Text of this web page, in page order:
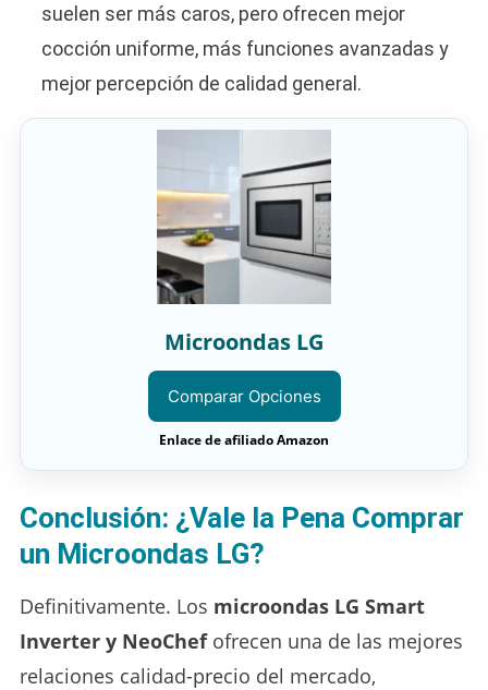
suelen ser más caros, pero ofrecen mejor
cocción uniforme, más funciones avanzadas y
mejor percepción de calidad general.
Microondas LG
Comparar Opciones
Enlace de afiliado Amazon
Conclusión: ¿Vale la Pena Comprar
un Microondas LG?
Definitivamente. Los microondas LG Smart
Inverter y NeoChefofrecen una de las mejores
relaciones calidad-precio del mercado,